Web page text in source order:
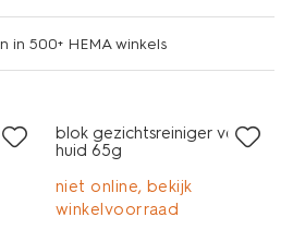
in 500+ HEMA winkels
blok gezichtsreiniger vette
huid 65g
niet online, bekijk
winkelvoorraad